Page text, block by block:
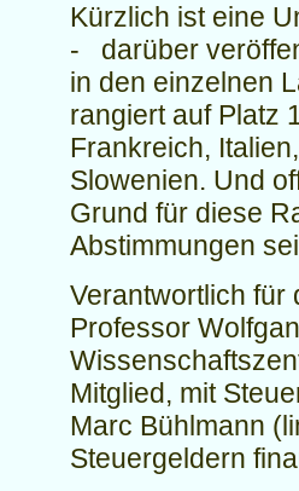
Kürzlich ist eine
- darüber
in den einzelnen
rangiert auf Platz
Frankreich,
Slowenien. Und
Grund für diese
Abstimmungen
Verantwortlich für
Professor
Mitglied, mit
Marc Bühlmann
Steuergeldern